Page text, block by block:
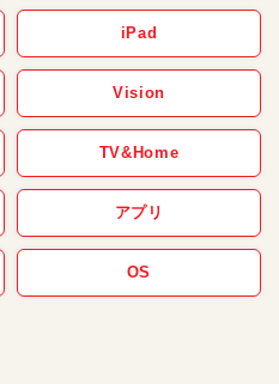
iPad
Vision
TV&Home
アプリ
OS